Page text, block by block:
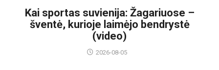
Kai sportas suvienija: Žagariuose –
šventė, kurioje laimėjo bendrystė
(video)
2026-08-05